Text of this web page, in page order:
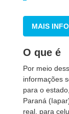
MAIS
O que é
Por meio
informações
para o
Paraná
real, para